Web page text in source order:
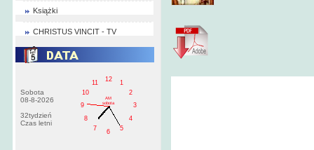
Książki
CHRISTUS VINCIT - TV
Sobota
08-8-2026
32tydzień
Czas letni
1
2
3
4
5
6
7
8
9
10
11
12
AM
sobota